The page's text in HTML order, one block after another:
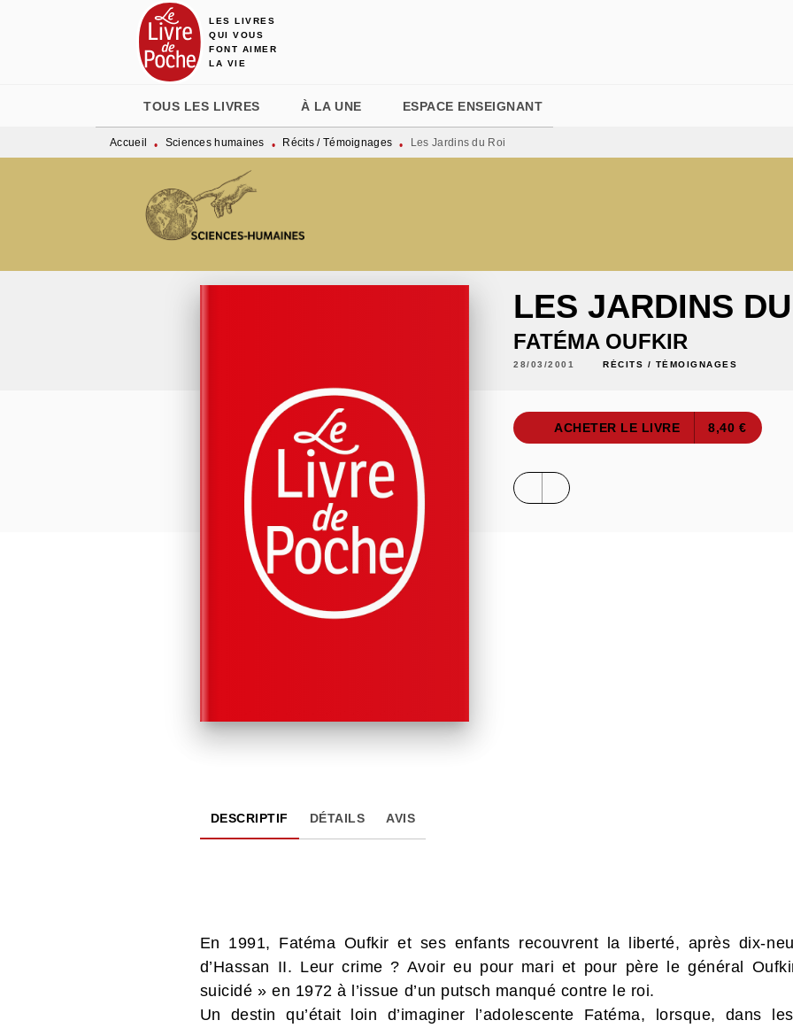
MENU RECHERCHE
LES LIVRES
QUI VOUS
FONT AIMER
LA VIE
TOUS LES LIVRES À LA UNE ESPACE ENSEIGNANT
Accueil • Sciences humaines • Récits / Témoignages • Les Jardins du Roi
LES JARDINS
FATÉMA OUFKIR
28/03/2001 RÉCITS / TÉMOIGNAGES
ACHETER LE LIVRE 8,40 €
DESCRIPTIF DÉTAILS AVIS
En 1991, Fatéma Oufkir et ses enfants recouvrent la liberté, après dix-
d’Hassan II. Leur crime ? Avoir eu pour mari et pour père le général
suicidé » en 1972 à l’issue d’un putsch manqué contre le roi.
Un destin qu’était loin d’imaginer l’adolescente Fatéma, lorsque, dans